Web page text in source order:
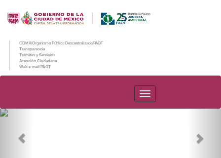
CDMX/Organismo Público Descentralizado/PAOT
Transparencia
Trámites y Servicios
Atención Ciudadana
Web e-mail PAOT
PAOT